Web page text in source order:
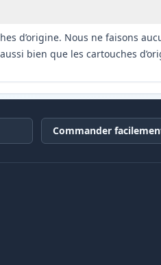
d’origine. Nous ne faisons
bien que les cartouches
Commander